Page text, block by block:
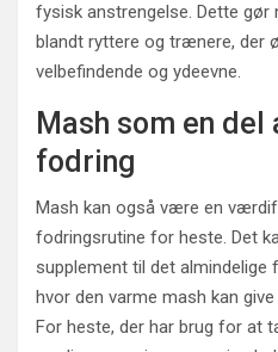
fysisk anstrengelse. Dette
blandt ryttere og trænere, der
velbefindende og ydeevne.
Mash som en
fodring
Mash kan også være en
fodringsrutine for heste. Det
supplement til det almindelige
hvor den varme mash kan
For heste, der har brug for at